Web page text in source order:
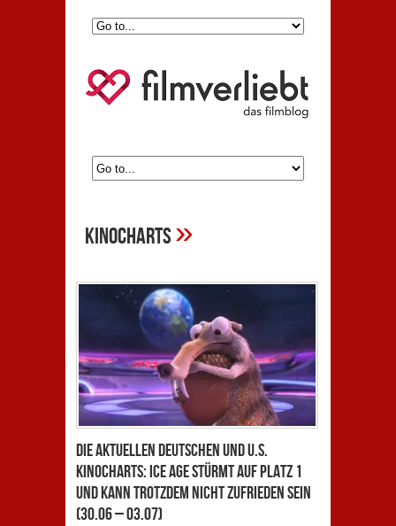
Kinocharts»
Die aktuellen deutschen und U.S.
Kinocharts: Ice Age stürmt auf Platz 1
und kann trotzdem nicht zufrieden sein
(30.06 – 03.07)